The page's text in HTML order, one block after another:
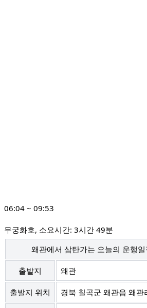
06:04 ~ 09:53
무궁화호, 소요시간: 3시간 49분
왜관에서 삼탄가는 오늘의 운행일
출발지 왜관
출발지 위치 경북 칠곡군 왜관읍 왜관